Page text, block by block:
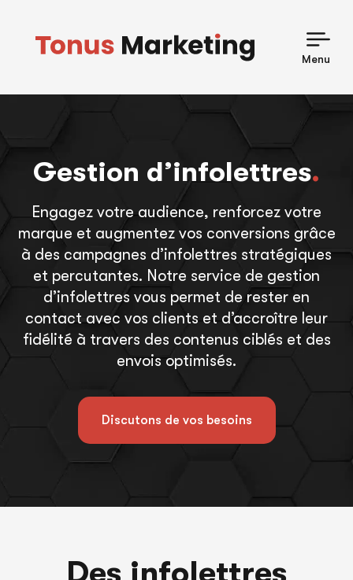
content
Menu
Gestion d’infolettres.
Engagez votre audience, renforcez votre
marque et augmentez vos conversions grâce
à des campagnes d’infolettres stratégiques
et percutantes. Notre service de gestion
d’infolettres vous permet de rester en
contact avec vos clients et d’accroître leur
fidélité à travers des contenus ciblés et des
envois optimisés.
Discutons de vos besoins
Des infolettres